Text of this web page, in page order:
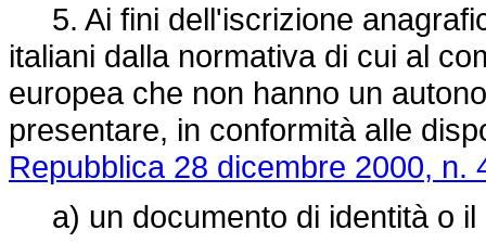
5. Ai fini dell'iscrizione
italiani dalla normativa di cui al
europea che non hanno un
presentare, in conformità alle
Repubblica 28 dicembre 2000, n.
a) un documento di identità o